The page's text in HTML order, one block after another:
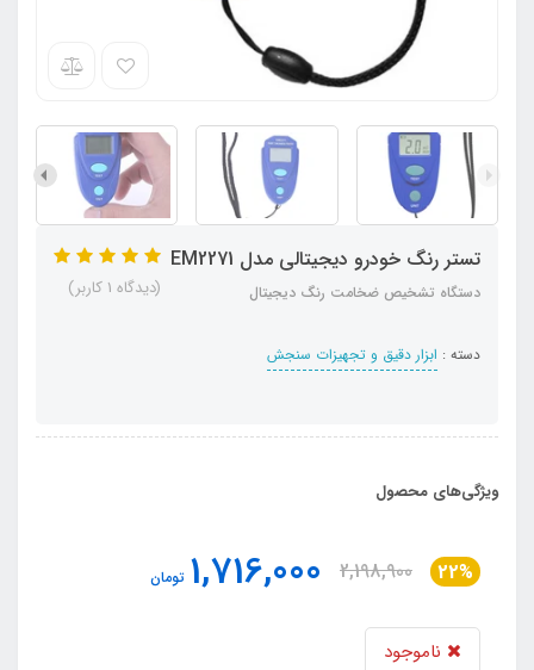
تستر رنگ خودرو دیجیتالی مدل EM2271
دستگاه تشخیص ضخامت رنگ دیجیتال
دسته : ابزار دقیق و تجهیزات سنجش
(دیدگاه 1 کاربر)
ویژگی‌های محصول
22%
2,198,900
1,716,000 تومان
ناموجود